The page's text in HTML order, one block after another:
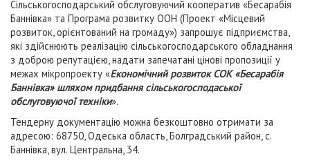
Сільськогосподарський обслуговуючий кооператив «Бесарабія
Баннівка» та Програма розвитку ООН (Проект «Місцевий
розвиток, орієнтований на громаду») запрошує підприємства,
які здійснюють реалізацію сільськогосподарського обладнання
з доброю репутацією, надати запечатані цінові пропозиції у
межах мікропроекту «Економічний розвиток СОК «Бесарабія
Баннівка» шляхом придбання сільськогосподаської
обслуговуючої техніки».
Тендерну документацію можна безкоштовно отримати за
адресою: 68750, Одеська область, Болградський район, с.
Баннівка, вул. Центральна, 34.